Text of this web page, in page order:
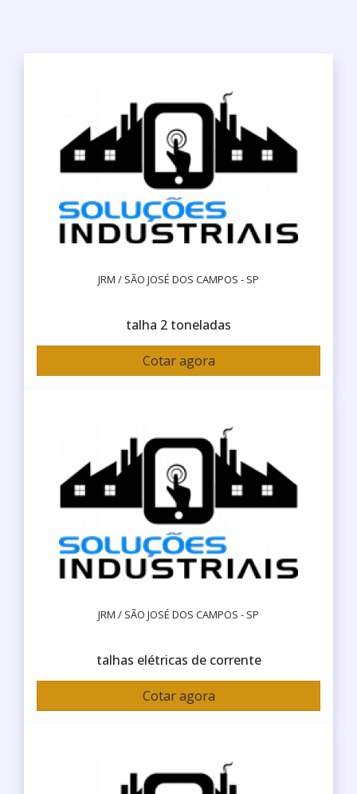
JRM / SÃO JOSÉ DOS CAMPOS - SP
talha 2 toneladas
Cotar agora
JRM / SÃO JOSÉ DOS CAMPOS - SP
talhas elétricas de corrente
Cotar agora